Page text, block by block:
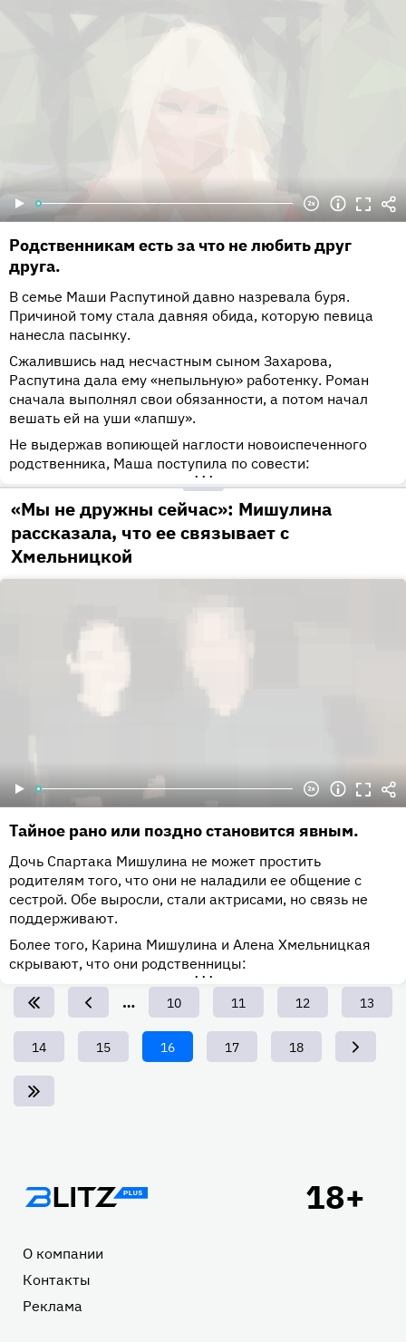
Родственникам есть за что не любить друг
друга.
В семье Маши Распутиной давно назревала буря.
Причиной тому стала давняя обида, которую певица
нанесла пасынку.
Сжалившись над несчастным сыном Захарова,
Распутина дала ему «непыльную» работенку. Роман
сначала выполнял свои обязанности, а потом начал
вешать ей на уши «лапшу».
Не выдержав вопиющей наглости новоиспеченного
родственника, Маша поступила по совести:
•••
«Мы не дружны сейчас»: Мишулина
рассказала, что ее связывает с
Хмельницкой
Тайное рано или поздно становится явным.
Дочь Спартака Мишулина не может простить
родителям того, что они не наладили ее общение с
сестрой. Обе выросли, стали актрисами, но связь не
поддерживают.
Более того, Карина Мишулина и Алена Хмельницкая
скрывают, что они родственницы:
•••
… Page
10 Page
11 Page
12 Page
13
Page
14 Page
15 Текущая
страница
16 Page
17 Page
18
Подвал
О компании
Контакты
Реклама